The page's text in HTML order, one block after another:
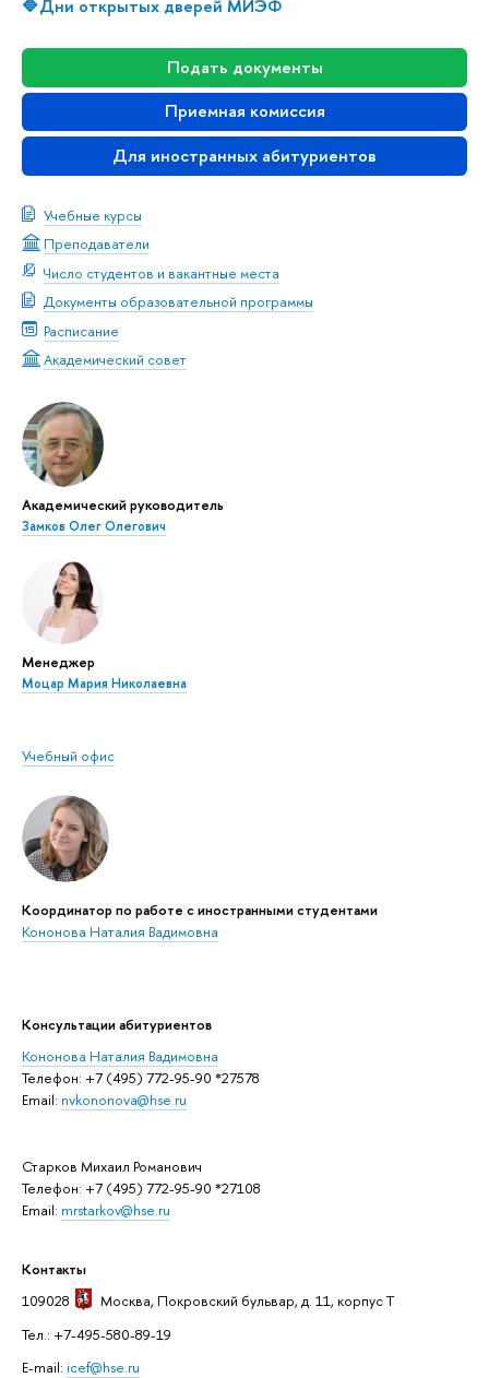
🔷Дни открытых дверей МИЭФ
Подать документы
Приемная комиссия
Для иностранных абитуриентов
Учебные курсы
Преподаватели
Число студентов и вакантные места
Документы образовательной программы
Расписание
Академический совет
Академический руководитель
Замков Олег Олегович
Менеджер
Моцар Мария Николаевна
Учебный офис
Координатор по работе с иностранными студентами
Кононова Наталия Вадимовна
Консультации абитуриентов
Кононова Наталия Вадимовна
Телефон: +7 (495) 772-95-90 *27578
Email: nvkononova@hse.ru
Старков Михаил Романович
Телефон: +7 (495) 772-95-90 *27108
Email: mrstarkov@hse.ru
Контакты
109028
Москва, Покровский бульвар, д. 11, корпус T
Тел.: +7-495-580-89-19
E-mail: icef@hse.ru